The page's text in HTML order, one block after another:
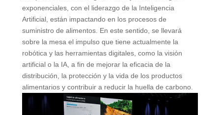
exponenciales, con el liderazgo de la Inteligencia
Artificial, están impactando en los procesos de
suministro de alimentos. En este sentido, se llevará
sobre la mesa el impulso que tiene actualmente la
robótica y las herramientas digitales, como la visión
artificial o la IA, a fin de mejorar la eficacia de la
distribución, la protección y la vida de los productos
alimentarios y contribuir a reducir la huella de carbono.